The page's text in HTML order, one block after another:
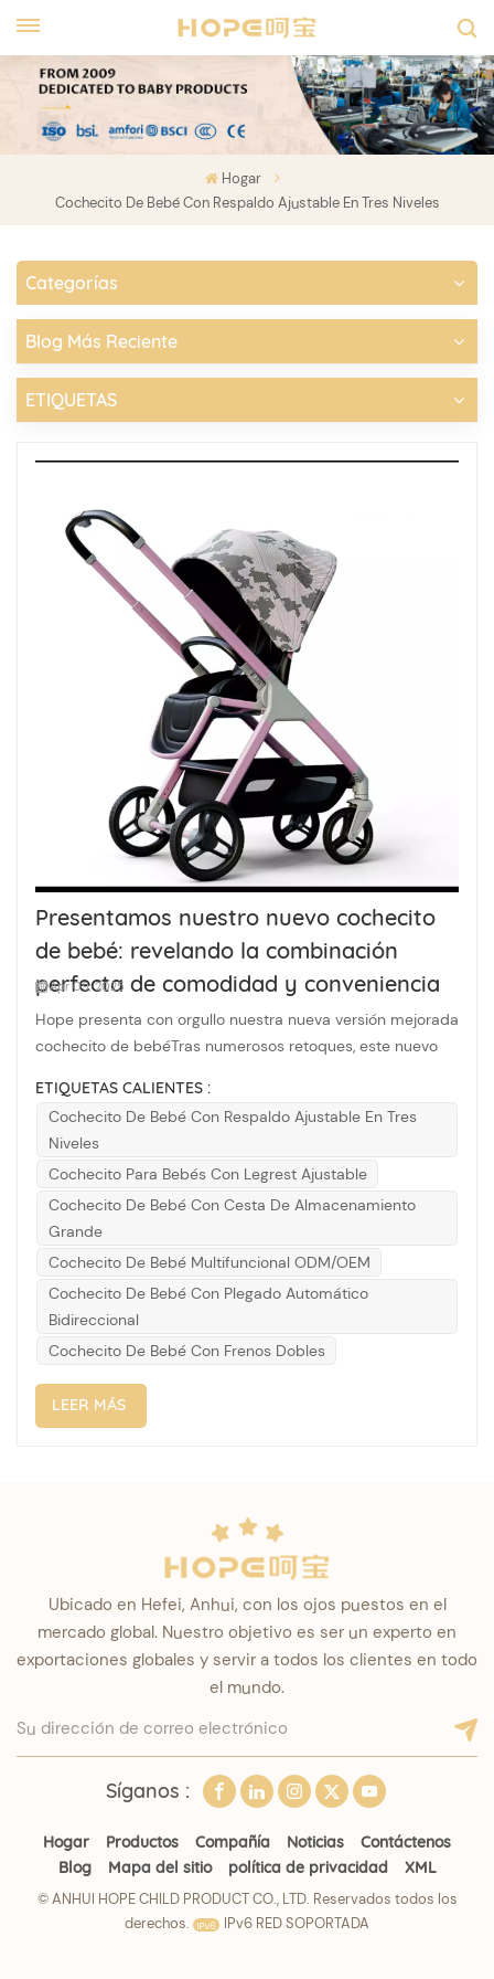
Hogar
Cochecito De Bebé Con Respaldo Ajustable En Tres Niveles
Categorías
Blog Más Reciente
ETIQUETAS
Presentamos nuestro nuevo cochecito
de bebé: revelando la combinación
perfecta de comodidad y conveniencia
Apr 09, 2025
Hope presenta con orgullo nuestra nueva versión mejorada
cochecito de bebéTras numerosos retoques, este nuevo
un diseño humanizado, haciendo que cada viaje para ti y
tu bebé sea fácil y cómodo. Sistema de plegado
totalmente automático con un sol...
ETIQUETAS CALIENTES :
Cochecito De Bebé Con Respaldo Ajustable En Tres
Niveles
Cochecito Para Bebés Con Legrest Ajustable
Cochecito De Bebé Con Cesta De Almacenamiento
Grande
Cochecito De Bebé Multifuncional ODM/OEM
Cochecito De Bebé Con Plegado Automático
Bidireccional
Cochecito De Bebé Con Frenos Dobles
LEER MÁS
Ubicado en Hefei, Anhui, con los ojos puestos en el
mercado global. Nuestro objetivo es ser un experto en
exportaciones globales y servir a todos los clientes en todo
el mundo.
Síganos :
Hogar Productos Compañía Noticias
Contáctenos
Blog
Mapa del sitio política de privacidad XML
© ANHUI HOPE CHILD PRODUCT CO., LTD. Reservados todos los
derechos.
IPv6 RED SOPORTADA